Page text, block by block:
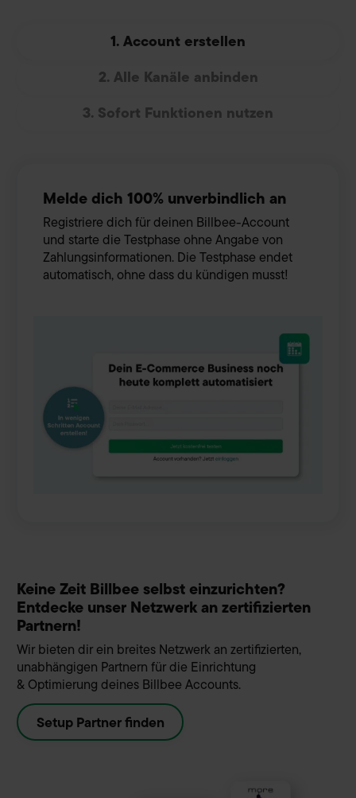
1. Account erstellen
2. Alle Kanäle anbinden
3. Sofort Funktionen nutzen
Melde dich 100% unverbindlich an
Registriere dich für deinen Billbee-Account
und starte die Testphase ohne Angabe von
Zahlungsinformationen. Die Testphase endet
automatisch, ohne dass du kündigen musst!
Keine Zeit Billbee selbst einzurichten?
Entdecke unser Netzwerk an zertifizierten
Partnern!
Wir bieten dir ein breites Netzwerk an zertifizierten,
unabhängigen Partnern für die Einrichtung
& Optimierung deines Billbee Accounts.
Setup Partner finden